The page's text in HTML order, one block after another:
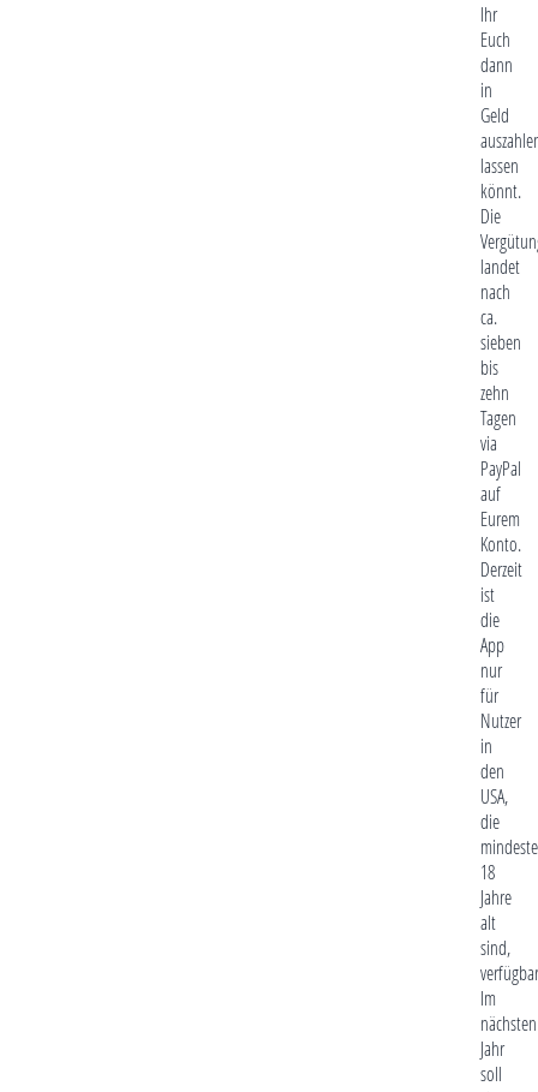
Ihr
Euch
dann
in
Geld
lassen
könnt.
Die
landet
nach
ca.
sieben
bis
zehn
Tagen
via
PayPal
auf
Eurem
Konto.
Derzeit
ist
die
App
nur
für
Nutzer
in
den
USA,
die
18
Jahre
alt
sind,
Im
nächsten
Jahr
soll